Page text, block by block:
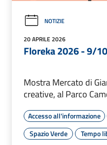
NOTIZIE
20 APRILE 2026
Floreka 2026 - 9/
Mostra Mercato di
creative, al Parco
Accesso all'informazione
Spazio Verde
Tempo